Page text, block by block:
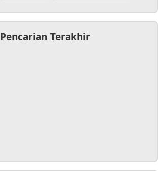
Pencarian Terakhir